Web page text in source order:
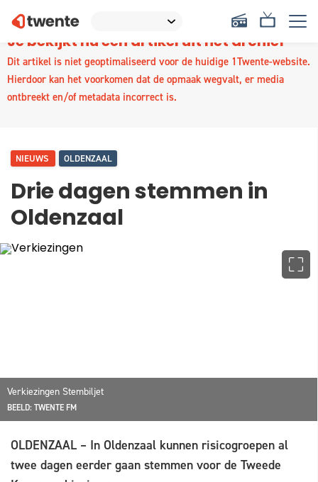
Je bekijkt nu een artikel uit het archief
Dit artikel is niet geoptimaliseerd voor de huidige 1Twente-website.
Hierdoor kan het voorkomen dat de opmaak wegvalt, er media
ontbreekt en/of metadata incorrect is.
NIEUWS OLDENZAAL
Drie dagen stemmen in
Oldenzaal
Verkiezingen Stembiljet
BEELD: TWENTE FM
OLDENZAAL – In Oldenzaal kunnen risicogroepen al
twee dagen eerder gaan stemmen voor de Tweede